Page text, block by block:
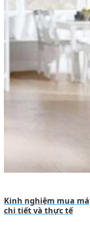
Kinh nghiệm mua
chi tiết và thực tế